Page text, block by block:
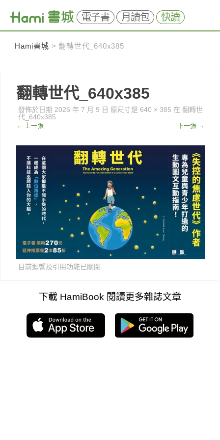
電子書 月讀包 快讀
Hami書城 >翻轉世代_640x385
翻轉世代_640x385
發佈於日期2026 年 7 月 9 日 原尺寸是 640 × 385 在翻轉世
代_640x385
← 上一張 下一張 →
目前迴響及引用功能已關閉.
下載 HamiBook 閱讀更多雜誌文章